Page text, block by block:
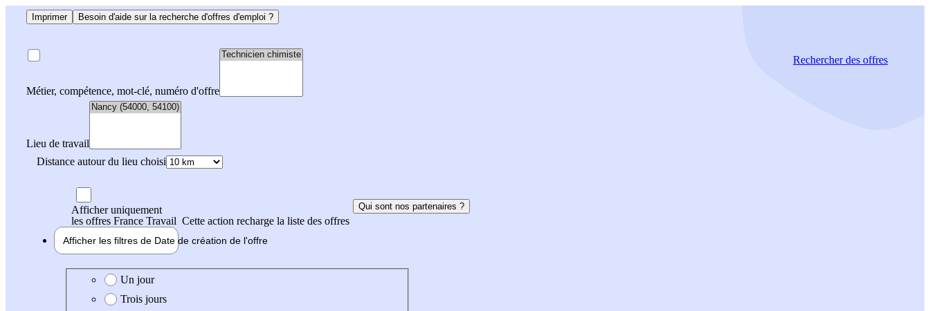
Imprimer Besoin d'aide sur la recherche d'offres d'emploi ?
Métier, compétence, mot-clé, numéro d'offre
Lieu de travail
Distance autour du lieu choisi
Rechercherdes offres
Afficher uniquement
les offres France Travail Cette action recharge la liste des offres
Qui sont nos partenaires ?
Afficher les filtres de Date de création de l'offre
Date de création de l'offre
Un jour
Trois jours